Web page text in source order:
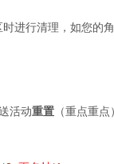
进行清理，如您的
活动重置 （重点重点